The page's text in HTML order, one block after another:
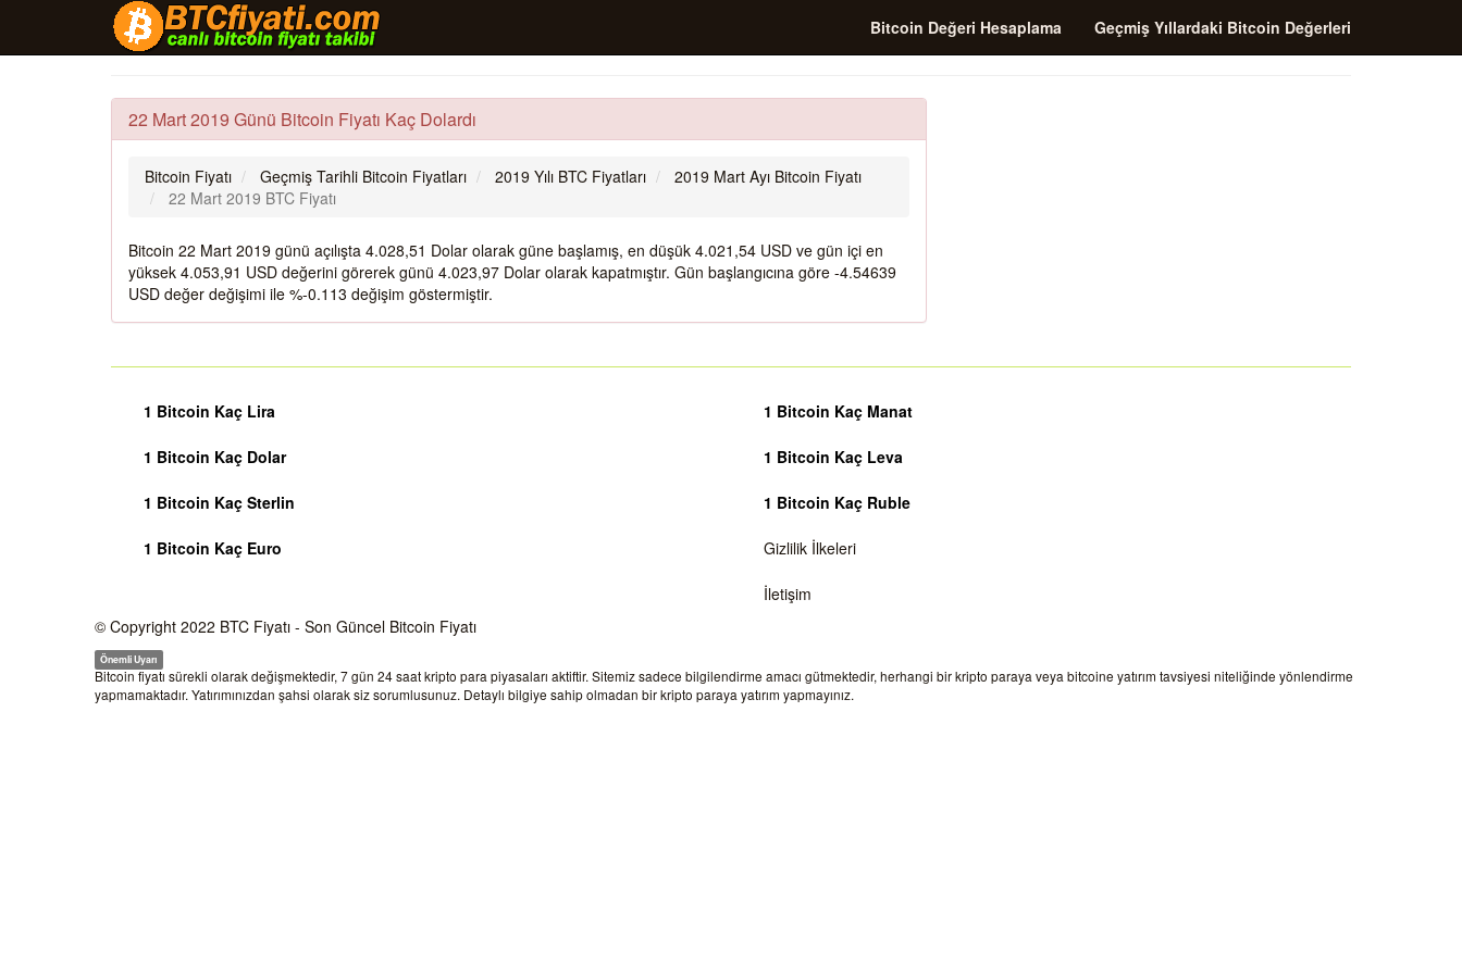
Bitcoin Değeri Hesaplama Geçmiş Yıllardaki Bitcoin Değerleri
22 Mart 2019 Günü Bitcoin Fiyatı Kaç Dolardı
Bitcoin Fiyatı Geçmiş Tarihli Bitcoin Fiyatları 2019 Yılı BTC Fiyatları
2019 Mart Ayı Bitcoin Fiyatı
22 Mart 2019 BTC Fiyatı
Bitcoin 22 Mart 2019 günü açılışta 4.028,51 Dolar olarak güne başlamış, en düşük 4.021,54 USD ve gün içi en
yüksek 4.053,91 USD değerini görerek günü 4.023,97 Dolar olarak kapatmıştır. Gün başlangıcına göre -4.54639
USD değer değişimi ile %-0.113 değişim göstermiştir.
1 Bitcoin Kaç Lira
1 Bitcoin Kaç Dolar
1 Bitcoin Kaç Sterlin
1 Bitcoin Kaç Euro
1 Bitcoin Kaç Manat
1 Bitcoin Kaç Leva
1 Bitcoin Kaç Ruble
Gizlilik İlkeleri
İletişim
© Copyright 2022 BTC Fiyatı - Son Güncel Bitcoin Fiyatı
Önemli Uyarı
Bitcoin fiyatı sürekli olarak değişmektedir, 7 gün 24 saat kripto para piyasaları aktiftir. Sitemiz sadece bilgilendirme amacı gütmektedir, herhangi bir kripto paraya veya bitcoine yatırım tavsiyesi niteliğinde yönlendirme
yapmamaktadır. Yatırımınızdan şahsi olarak siz sorumlusunuz. Detaylı bilgiye sahip olmadan bir kripto paraya yatırım yapmayınız.